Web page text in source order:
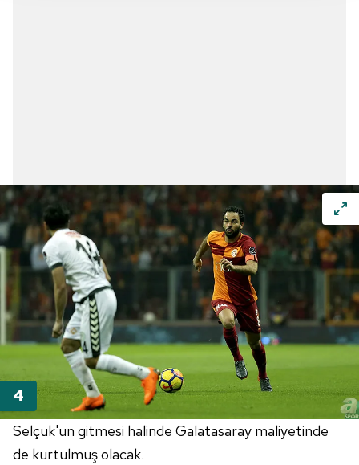
reklam/pazarlama faaliyetlerinin yapılması, amaçlarıyla
sınırlı olarak açık rızanız dahilinde kullanılacaktır.
Çerezlere ilişkin tercihlerinizi aşağıda yer alan panel
vasıtasıyla belirleyebilirsiniz. Çerezlere ilişkin detaylı bilgi
için Ayarlar butonuna tıklayabilir,
Çerez Bilgilendirme
Metnimiziziyaret edebilirsiniz.
6698 sayılı Kişisel Verilerin Korunması Kanunu uyarınca
hazırlanmış Aydınlatma Metnimizi okumak ve sitemizde
ilgili mevzuata uygun olarak kullanılan çerezlerle ilgili bilgi
almak için lütfen tıklayınız.
Selçuk'un gitmesi halinde Galatasaray maliyetinde
de kurtulmuş olacak.